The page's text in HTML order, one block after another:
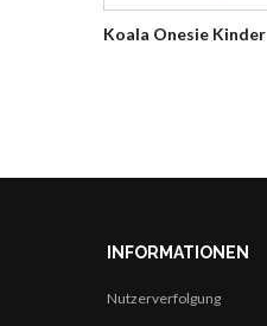
Koala Onesie Kinder
INFORMATIONEN
Nutzerverfolgung